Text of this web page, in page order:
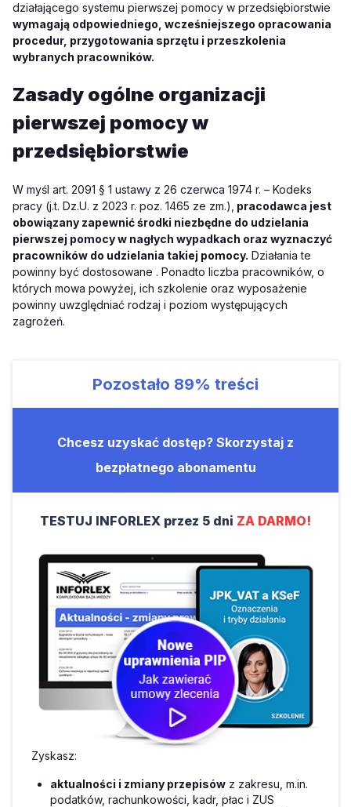
działającego systemu pierwszej pomocy w przedsiębiorstwie
wymagają odpowiedniego, wcześniejszego opracowania
procedur, przygotowania sprzętu i przeszkolenia
wybranych pracowników.
Zasady ogólne organizacji
pierwszej pomocy w
przedsiębiorstwie
W myśl art. 2091 § 1 ustawy z 26 czerwca 1974 r. – Kodeks
pracy (j.t. Dz.U. z 2023 r. poz. 1465 ze zm.), pracodawca jest
obowiązany zapewnić środki niezbędne do udzielania
pierwszej pomocy w nagłych wypadkach oraz wyznaczyć
pracowników do udzielania takiej pomocy. Działania te
powinny być dostosowane . Ponadto liczba pracowników, o
których mowa powyżej, ich szkolenie oraz wyposażenie
powinny uwzględniać rodzaj i poziom występujących
zagrożeń.
Pozostało 89% treści
Chcesz uzyskać dostęp? Skorzystaj z
bezpłatnego abonamentu
TESTUJ INFORLEX przez 5 dni ZA DARMO!
Zyskasz:
aktualności i zmiany przepisów z zakresu, m.in.
podatków, rachunkowości, kadr, płac i ZUS